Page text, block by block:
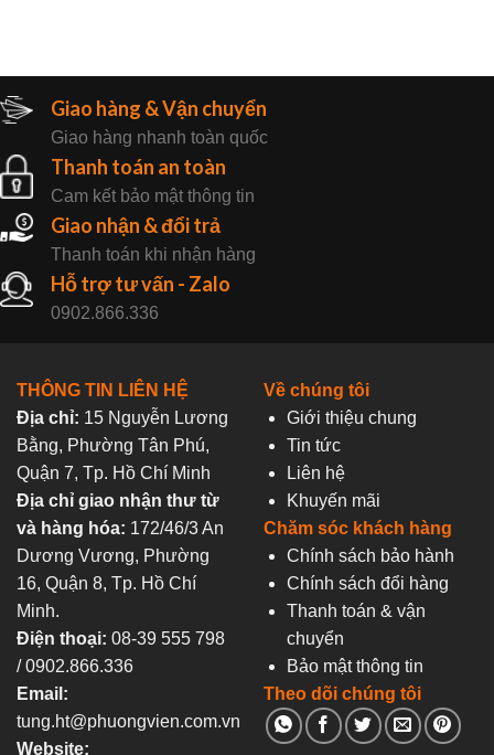
Giao hàng & Vận chuyển
Giao hàng nhanh toàn quốc
Thanh toán an toàn
Cam kết bảo mật thông tin
Giao nhận & đổi trả
Thanh toán khi nhận hàng
Hỗ trợ tư vấn - Zalo
0902.866.336
THÔNG TIN LIÊN HỆ
Địa chỉ: 15 Nguyễn Lương
Bằng, Phường Tân Phú,
Quận 7, Tp. Hồ Chí Minh
Địa chỉ giao nhận thư từ
và hàng hóa: 172/46/3 An
Dương Vương, Phường
16, Quận 8, Tp. Hồ Chí
Minh.
Điện thoại: 08-39 555 798
/ 0902.866.336
Email:
tung.ht@phuongvien.com.vn
Website:
Về chúng tôi
Giới thiệu chung
Tin tức
Liên hệ
Khuyến mãi
Chăm sóc khách hàng
Chính sách bảo hành
Chính sách đổi hàng
Thanh toán & vận
chuyển
Bảo mật thông tin
Theo dõi chúng tôi